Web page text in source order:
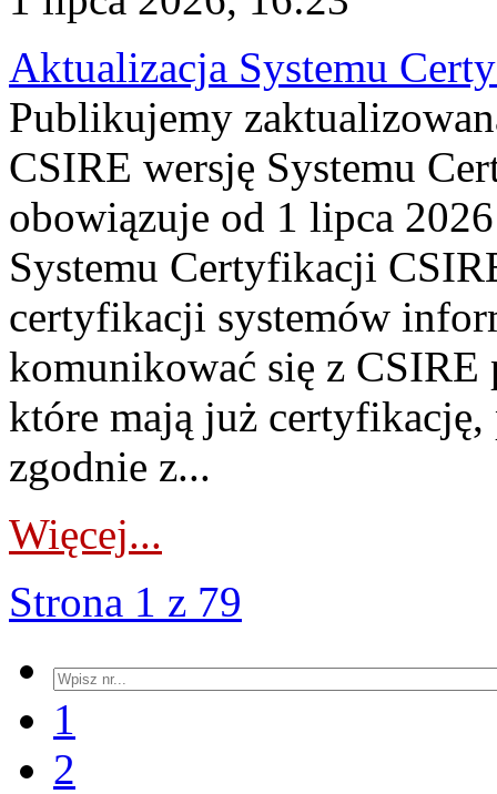
Aktualizacja Systemu
Publikujemy
CSIRE wersję Systemu
obowiązuje od 1 lipca
Systemu Certyfikacji
certyfikacji systemów
komunikować się z
które mają już
zgodnie z...
Więcej...
Strona 1 z 79
1
2